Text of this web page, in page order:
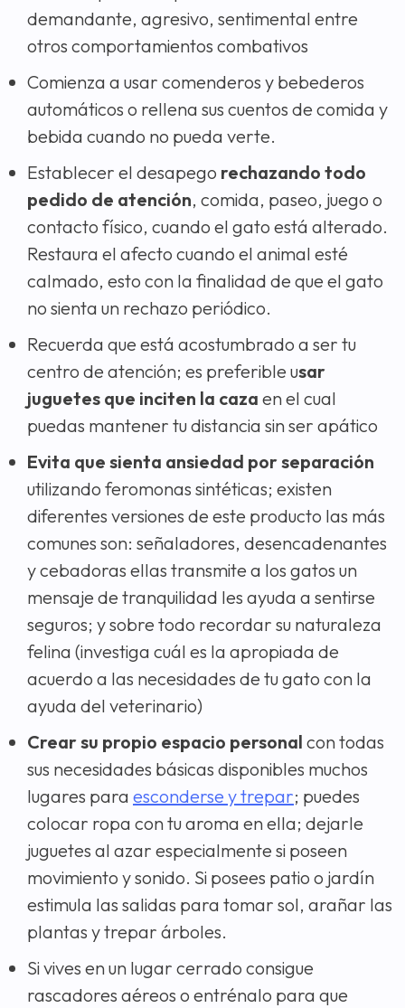
demandante, agresivo, sentimental entre
otros comportamientos combativos
Comienza a usar comenderos y bebederos
automáticos o rellena sus cuentos de comida y
bebida cuando no pueda verte.
Establecer el desapego rechazando todo
pedido de atención, comida, paseo, juego o
contacto físico, cuando el gato está alterado.
Restaura el afecto cuando el animal esté
calmado, esto con la finalidad de que el gato
no sienta un rechazo periódico.
Recuerda que está acostumbrado a ser tu
centro de atención; es preferible usar
juguetes que inciten la caza en el cual
puedas mantener tu distancia sin ser apático
Evita que sienta ansiedad por separación
utilizando feromonas sintéticas; existen
diferentes versiones de este producto las más
comunes son: señaladores, desencadenantes
y cebadoras ellas transmite a los gatos un
mensaje de tranquilidad les ayuda a sentirse
seguros; y sobre todo recordar su naturaleza
felina (investiga cuál es la apropiada de
acuerdo a las necesidades de tu gato con la
ayuda del veterinario)
Crear su propio espacio personal con todas
sus necesidades básicas disponibles muchos
lugares para esconderse y trepar; puedes
colocar ropa con tu aroma en ella; dejarle
juguetes al azar especialmente si poseen
movimiento y sonido. Si posees patio o jardín
estimula las salidas para tomar sol, arañar las
plantas y trepar árboles.
Si vives en un lugar cerrado consigue
rascadores aéreos o entrénalo para que